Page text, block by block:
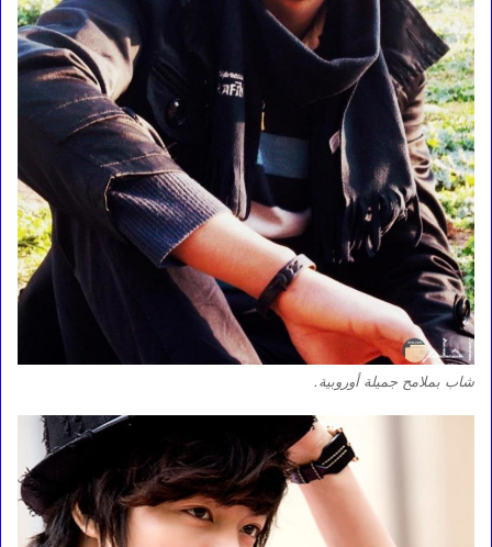
شاب بملامح جميلة أوروبية.